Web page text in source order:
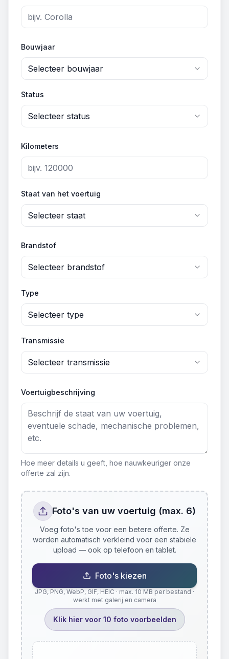
Bouwjaar
Selecteer bouwjaar
Status
Selecteer status
Kilometers
Staat van het voertuig
Selecteer staat
Brandstof
Selecteer brandstof
Type
Selecteer type
Transmissie
Selecteer transmissie
Voertuigbeschrijving
Hoe meer details u geeft, hoe nauwkeuriger onze
offerte zal zijn.
Foto's van uw voertuig (max. 6)
Voeg foto's toe voor een betere offerte. Ze
worden automatisch verkleind voor een stabiele
upload — ook op telefoon en tablet.
Foto's kiezen
JPG, PNG, WebP, GIF, HEIC · max. 10 MB per bestand ·
werkt met galerij en camera
Klik hier voor 10 foto voorbeelden